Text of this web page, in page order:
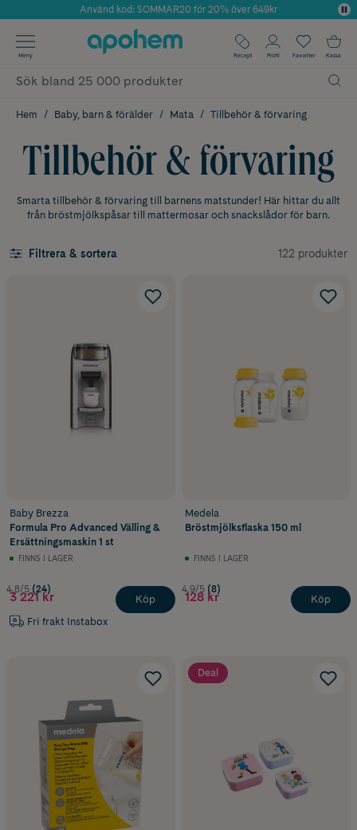
Årets Butik 2025 inom Skönhet
Använd kod: SOMMAR20 för 20% över 649kr
✓ Fri frakt
✓ Poäng på alla köp*
Meny Recept Profil Favoriter Kassa
Hem Baby, barn & förälder Mata Tillbehör & förvaring
Tillbehör & förvaring
Smarta tillbehör & förvaring till barnens matstunder! Här hittar du allt
från bröstmjölkspåsar till mattermosar och snackslådor för barn.
Filtrera & sortera 122 produkter
Baby Brezza
Formula Pro Advanced Välling &
Ersättningsmaskin 1 st
FINNS I LAGER
4.8/5 (24)
3 221 kr
Fri frakt Instabox
Köp
Medela
Bröstmjölksflaska 150 ml
FINNS I LAGER
4.9/5 (8)
128 kr Köp
Deal